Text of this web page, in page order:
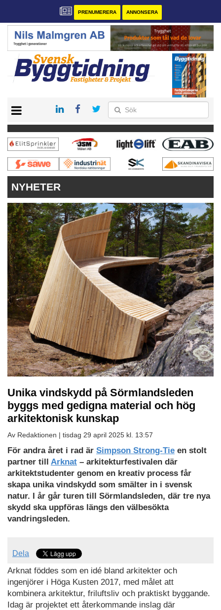
PRENUMERERA ANNONSERA
PRENUMERERA
VÅRA ANDRA MAGASIN
ANNONSERA
KONTAKT
NYHETER
Unika vindskydd på Sörmlandsleden
byggs med gedigna material och hög
arkitektonisk kunskap
Av Redaktionen | tisdag 29 april 2025 kl. 13:57
För andra året i rad är Simpson Strong-Tie en stolt
partner till Arknat – arkitekturfestivalen där
arkitektstudenter genom en kreativ process får
skapa unika vindskydd som smälter in i svensk
natur. I år går turen till Sörmlandsleden, där tre nya
skydd ska uppföras längs den välbesökta
vandringsleden.
Dela
Arknat föddes som en idé bland arkitekter och
ingenjörer i Höga Kusten 2017, med målet att
kombinera arkitektur, friluftsliv och praktiskt byggande.
Idag är projektet ett återkommande inslag där